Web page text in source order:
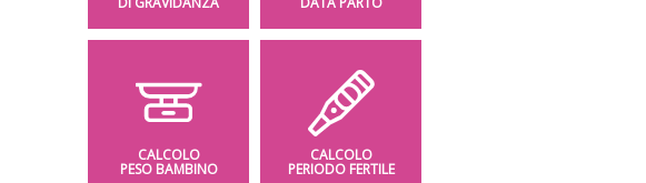
CALCOLO
PESO BAMBINO
CALCOLO
PERIODO FERTILE